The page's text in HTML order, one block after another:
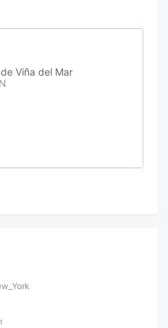
Viña del Mar